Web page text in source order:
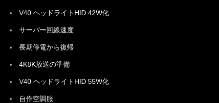
V40 ヘッドライトHID 42W化
サーバー回線速度
長期停電から復帰
4K8K放送の準備
V40 ヘッドライトHID 55W化
自作空調服